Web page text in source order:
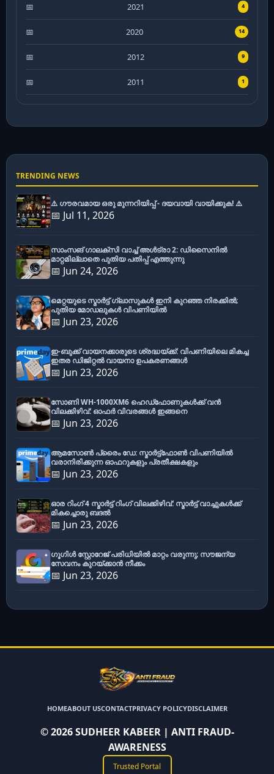
TRENDING NEWS
⚠️ ഗൗരവമായ ഒരു മുന്നറിയിപ്പ് - ദയവായി വായിക്കുക! ⚠️
📅 Jul 11, 2026
സാംസങ് ഗാലക്സി വാച്ച് അൾട്രാ 2: ഡിസൈനിൽ
മാറ്റമില്ലാതെ പുതിയ പതിപ്പ് എത്തുന്നു
📅 Jun 24, 2026
മെറ്റയുടെ സ്മാർട്ട് ഗ്ലാസുകൾ ഇനി കുറഞ്ഞ നിരക്കിൽ;
പുതിയ മോഡലുകൾ വിപണിയിൽ
📅 Jun 23, 2026
ഇ-ബുക്ക് വായനക്കാരുടെ ശ്രദ്ധയ്ക്ക്: വിപണിയിലെ മികച്ച
ഇതര ഡിജിറ്റൽ വായനാ ഉപകരണങ്ങൾ
📅 Jun 23, 2026
സോണി WH-1000XM6 ഹെഡ്‌ഫോണുകൾക്ക് വൻ
വിലക്കിഴിവ്: ഓഫർ വിവരങ്ങൾ ഇങ്ങനെ
📅 Jun 23, 2026
ആമസോൺ പ്രൈം ഡേ: സ്മാർട്ട്ഫോൺ വിപണിയിൽ
വരാനിരിക്കുന്ന ഓഫറുകളും പ്രതീക്ഷകളും
📅 Jun 23, 2026
ഓര റിംഗ് 4 സ്മാർട്ട് റിംഗ് വിലക്കിഴിവ്: സ്മാർട്ട് വാച്ചുകൾക്ക്
മികച്ചൊരു ബദൽ
📅 Jun 23, 2026
ഗൂഗിൾ സ്റ്റോറേജ് പരിധിയിൽ മാറ്റം വരുന്നു; സൗജന്യ
സേവനം കുറയ്ക്കാൻ നീക്കം
📅 Jun 23, 2026
2021 4
2020 14
2012 9
2011 1
HOMEABOUT USCONTACTPRIVACY POLICYDISCLAIMER
©2026SUDHEER KABEER | ANTI FRAUD-
AWARENESS
Trusted Portal